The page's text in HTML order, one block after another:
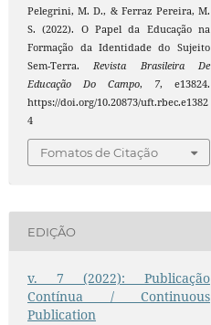
Pelegrini, M. D., & Ferraz Pereira, M.
S. (2022). O Papel da Educação na
Formação da Identidade do Sujeito
Sem-Terra. Revista Brasileira De
Educação Do Campo, 7, e13824.
https://doi.org/10.20873/uft.rbec.e1382
4
Fomatos de Citação
EDIÇÃO
v. 7 (2022): Publicação
Contínua / Continuous
Publication